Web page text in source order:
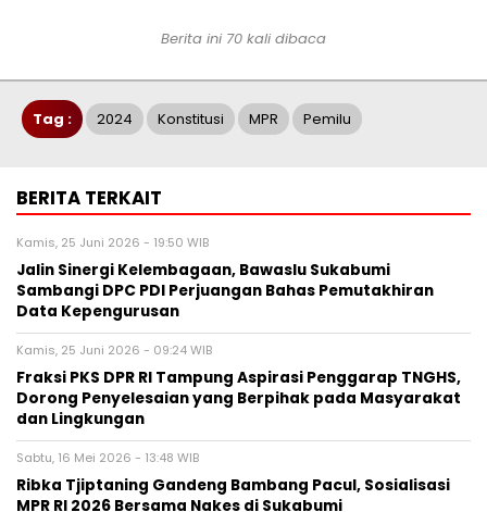
Berita ini 70 kali dibaca
Tag : 2024 Konstitusi MPR Pemilu
BERITA TERKAIT
Kamis, 25 Juni 2026 - 19:50 WIB
Jalin Sinergi Kelembagaan, Bawaslu Sukabumi
Sambangi DPC PDI Perjuangan Bahas Pemutakhiran
Data Kepengurusan
Kamis, 25 Juni 2026 - 09:24 WIB
‎Fraksi PKS DPR RI Tampung Aspirasi Penggarap TNGHS,
Dorong Penyelesaian yang Berpihak pada Masyarakat
dan Lingkungan‎
Sabtu, 16 Mei 2026 - 13:48 WIB
Ribka Tjiptaning Gandeng Bambang Pacul, Sosialisasi
MPR RI 2026 Bersama Nakes di Sukabumi